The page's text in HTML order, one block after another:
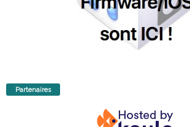
Partenaires